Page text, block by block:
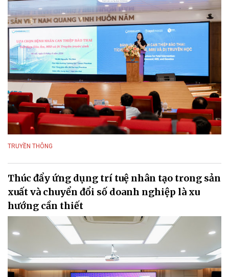
TRUYỀN THÔNG
Thúc đẩy ứng dụng trí tuệ nhân tạo trong sản
xuất và chuyển đổi số doanh nghiệp là xu
hướng cần thiết